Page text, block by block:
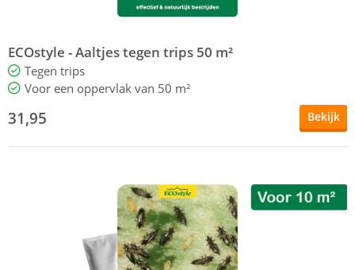
ECOstyle - Aaltjes tegen trips 50 m²
Tegen trips
Voor een oppervlak van 50 m²
31,95 Bekijk